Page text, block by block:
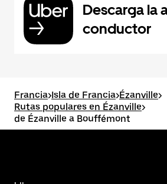
Descarga la
conductor
Francia>Isla de Francia>Ézanville>
Rutas populares en Ézanville>
de Ézanville a Bouffémont